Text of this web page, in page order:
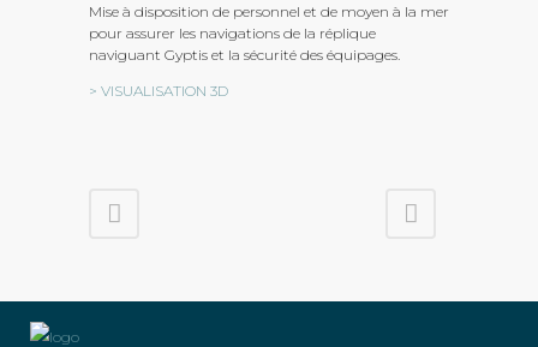
Mise à disposition de personnel et de moyen à la mer
pour assurer les navigations de la réplique
naviguant Gyptis et la sécurité des équipages.
> VISUALISATION 3D